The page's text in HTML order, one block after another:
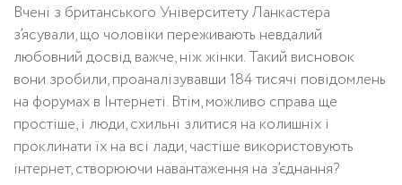
Вчені з британського Університету Ланкастера
з’ясували, що чоловіки переживають невдалий
любовний досвід важче, ніж жінки. Такий висновок
вони зробили, проаналізувавши 184 тисячі повідомлень
на форумах в Інтернеті. Втім, можливо справа ще
простіше, і люди, схильні злитися на колишніх і
проклинати їх на всі лади, частіше використовують
інтернет, створюючи навантаження на з’єднання?